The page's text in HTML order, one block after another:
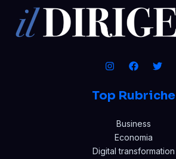
Top Rubriche
Business
Economia
Digital transformation